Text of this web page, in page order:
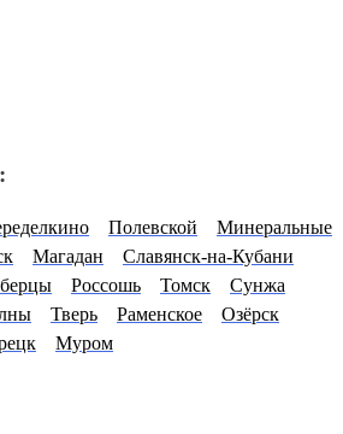
Полевской
Минеральные
Магадан
Славянск-на-Кубани
Россошь Томск
Сунжа
Тверь Раменское
Озёрск
Муром